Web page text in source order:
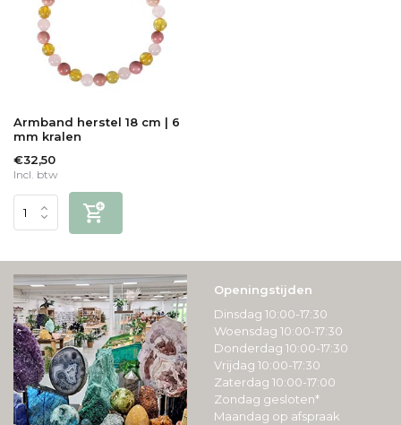
Armband herstel 18 cm | 6
mm kralen
€32,50
Incl. btw
Openingstijden
Dinsdag 10:00-17:30
Woensdag 10:00-17:30
Donderdag 10:00-17:30
Vrijdag 10:00-17:30
Zaterdag 10:00-17:00
Zondag gesloten*
Maandag op afspraak